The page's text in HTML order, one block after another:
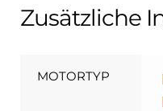
Zusätzliche
MOTORTYP